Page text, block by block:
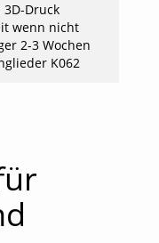
3D-Druck
wenn nicht
2-3 Wochen
K062